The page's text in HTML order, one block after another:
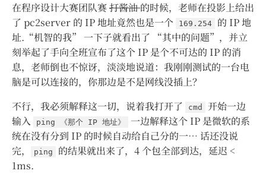
在程序设计大赛团队赛打酱油的时候，老师在投影上给出
了 pc2server 的 IP 地址竟然也是一个
169.254
的 IP 地
址.“机智的我” 一下子就看出了 “其中的问题”，并立
刻举起了手向全班宣布了这个 IP 是个不可达的 IP 的消
息，老师倒也不惊讶，淡淡地说道：我刚刚测试的一台电
脑是可以连接的，你那边是不是网线没插上？
不行，我必须解释这一切，说着我打开了
cmd
开始一边
输入
ping 《那个 IP 地址》
一边解释这个 IP 是微软的系
统在没有分到 IP 的时候自动给自己分的一… 话还没说
完，
ping
的结果就出来了，4 个包全部到达，延迟 <
1ms.